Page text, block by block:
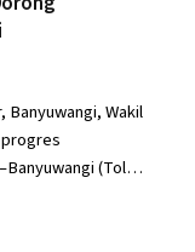
Banyuwangi, Wakil
(Tol…